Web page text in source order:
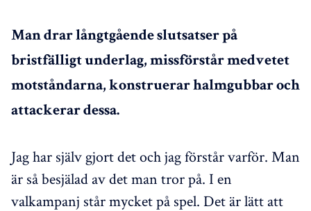
Man drar långtgående slutsatser på
bristfälligt underlag, missförstår medvetet
motståndarna, konstruerar halmgubbar och
attackerar dessa.
Jag har själv gjort det och jag förstår varför. Man
är så besjälad av det man tror på. I en
valkampanj står mycket på spel. Det är lätt att